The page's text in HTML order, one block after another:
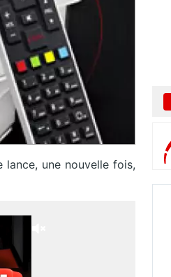
lance, une nouvelle fois,